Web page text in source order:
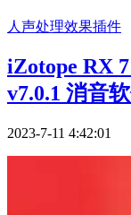
人声处理效果插件
iZotope RX
v7.0.1 消音
2023-7-11 4:42:01